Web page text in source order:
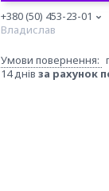
+380 (50) 453-23-01
Владислав
14 днів за рахунок